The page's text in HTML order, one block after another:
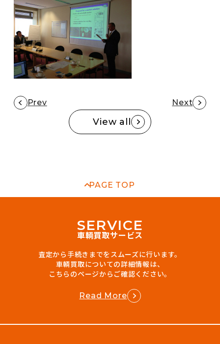
Prev Next
View all
PAGE TOP
SERVICE
車輌買取サービス
査定から手続きまでをスムーズに行います。
車輌買取についての詳細情報は、
こちらのページからご確認ください。
Read More